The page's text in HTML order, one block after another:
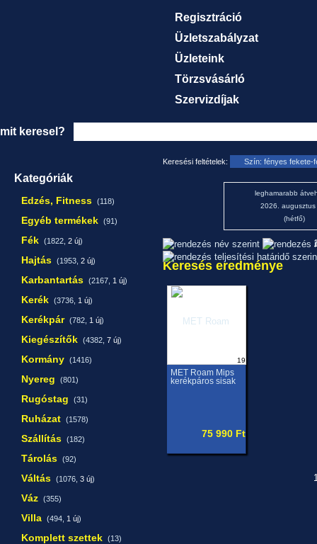
Regisztráció
Üzletszabályzat
Üzleteink
Törzsvásárló
Szervizdíjak
mit keresel?
Kategóriák
Edzés, Fitness (118)
Egyéb termékek (91)
Fék (1822, 2 új)
Hajtás (1953, 2 új)
Karbantartás (2167, 1 új)
Kerék (3736, 1 új)
Kerékpár (782, 1 új)
Kiegészítők (4382, 7 új)
Kormány (1416)
Nyereg (801)
Rugóstag (31)
Ruházat (1578)
Szállítás (182)
Tárolás (92)
Váltás (1076, 3 új)
Váz (355)
Villa (494, 1 új)
Komplett szettek (13)
Keresési feltételek: Szín: fényes fekete-
leghamarabb
2026. augusztus
(hétfő)
Keresés eredménye
19
MET Roam Mips
kerékpáros sisak
75 990 Ft